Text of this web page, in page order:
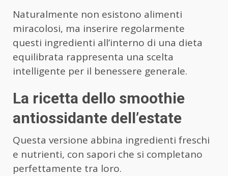
Naturalmente non esistono alimenti
miracolosi, ma inserire regolarmente
questi ingredienti all’interno di una dieta
equilibrata rappresenta una scelta
intelligente per il benessere generale.
La ricetta dello smoothie
antiossidante dell’estate
Questa versione abbina ingredienti freschi
e nutrienti, con sapori che si completano
perfettamente tra loro.